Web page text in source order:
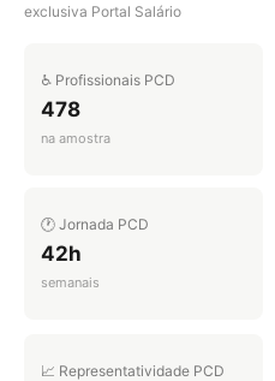
exclusiva Portal Salário
♿ Profissionais PCD
478
na amostra
🕐 Jornada PCD
42h
semanais
📈 Representatividade PCD